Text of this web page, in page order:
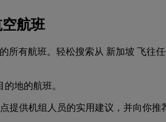
航班
的所有航班。轻松搜索从 新加坡 飞
地的航班。
提供机组人员的实用建议，并向你推